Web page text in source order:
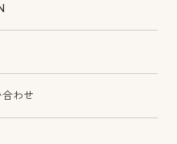
合わせ